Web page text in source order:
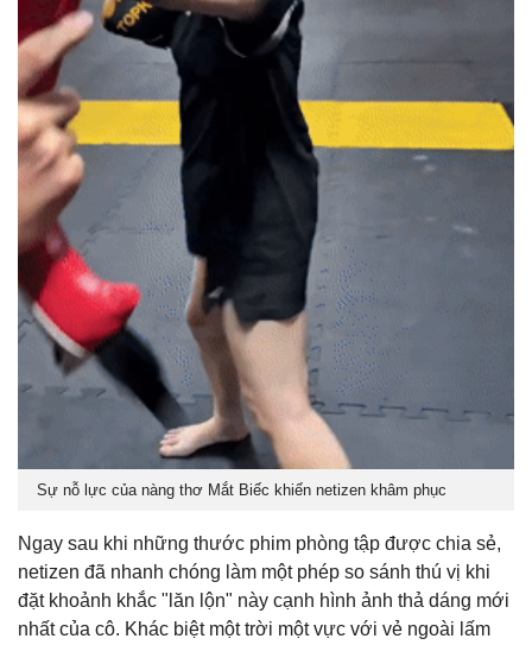
Sự nỗ lực của nàng thơ Mắt Biếc khiến netizen khâm phục
Ngay sau khi những thước phim phòng tập được chia sẻ,
netizen đã nhanh chóng làm một phép so sánh thú vị khi
đặt khoảnh khắc "lăn lộn" này cạnh hình ảnh thả dáng mới
nhất của cô. Khác biệt một trời một vực với vẻ ngoài lấm